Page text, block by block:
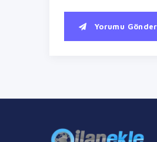
Yorumu Gönder